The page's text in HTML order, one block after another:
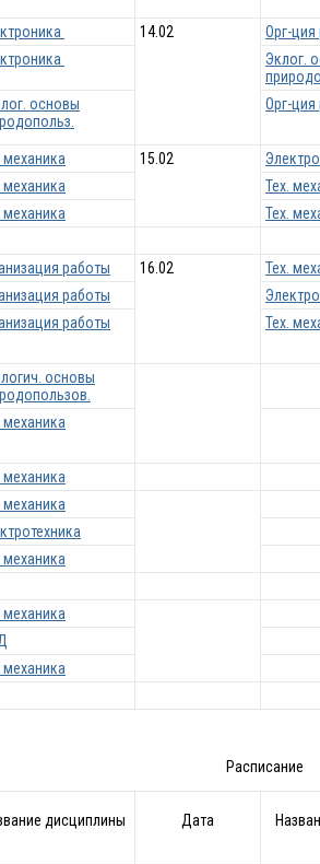
14.02
Орг-ция
Эклог.
основы
Орг-ция
механика 15.02
механика
Тех.
механика
Тех.
работы 16.02
Тех.
работы
работы
Тех.
основы
механика
механика
механика
механика
механика
механика
Расписание
дисциплины Дата